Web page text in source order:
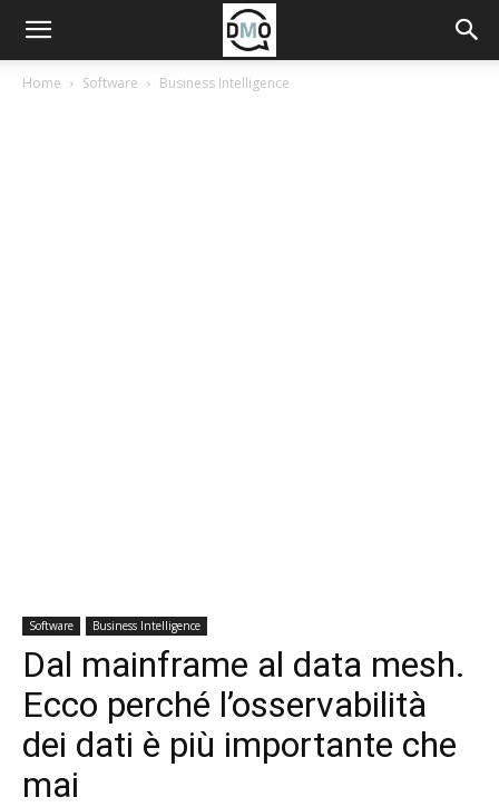
Home Software Business Intelligence
Software Business Intelligence
Dal mainframe al data mesh.
Ecco perché l’osservabilità
dei dati è più importante che
mai